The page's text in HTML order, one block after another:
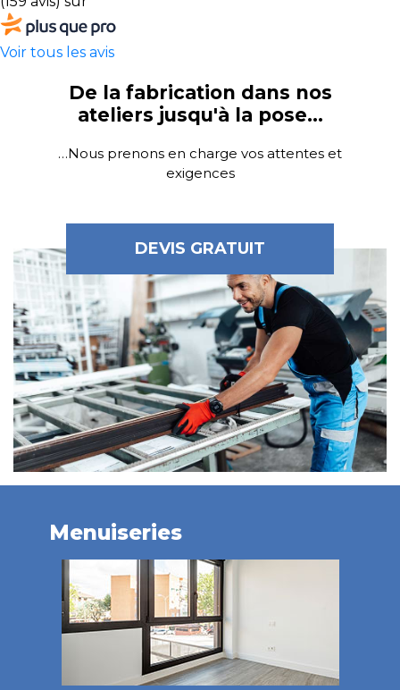
Voir tous les avis
De la fabrication dans nos
ateliers jusqu'à la pose…
…Nous prenons en charge vos attentes et
exigences
DEVIS GRATUIT
Menuiseries